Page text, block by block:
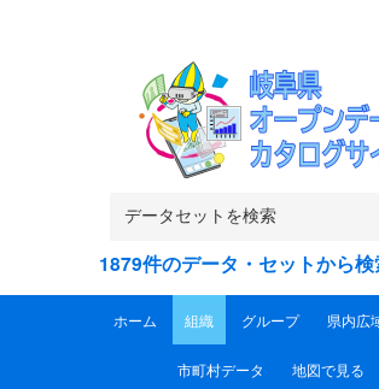
1879件のデータ・セットから
ホーム 組織 グループ 県内広
市町村データ 地図で見る